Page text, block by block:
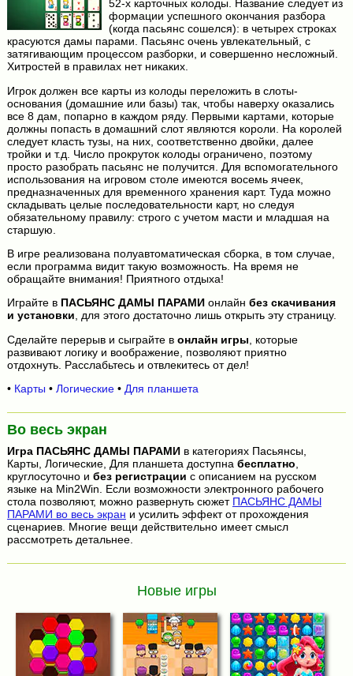
52-х карточных колоды. Название следует из
формации успешного окончания разбора
(когда пасьянс сошелся): в четырех строках
красуются дамы парами. Пасьянс очень увлекательный, с
затягивающим процессом разборки, и совершенно несложный.
Хитростей в правилах нет никаких.
Игрок должен все карты из колоды переложить в слоты-
основания (домашние или базы) так, чтобы наверху оказались
все 8 дам, попарно в каждом ряду. Первыми картами, которые
должны попасть в домашний слот являются короли. На королей
следует класть тузы, на них, соответственно двойки, далее
тройки и т.д. Число прокруток колоды ограничено, поэтому
просто разобрать пасьянс не получится. Для вспомогательного
использования на игровом столе имеются восемь ячеек,
предназначенных для временного хранения карт. Туда можно
складывать целые последовательности карт, но следуя
обязательному правилу: строго с учетом масти и младшая на
старшую.
В игре реализована полуавтоматическая сборка, в том случае,
если программа видит такую возможность. На время не
обращайте внимания! Приятного отдыха!
Играйте в ПАСЬЯНС ДАМЫ ПАРАМИонлайн без скачивания
и установки, для этого достаточно лишь открыть эту страницу.
Сделайте перерыв и сыграйте в онлайн игры , которые
развивают логику и воображение, позволяют приятно
отдохнуть. Расслабьтесь и отвлекитесь от дел!
• Карты • Логические• Для планшета
Во весь экран
Игра ПАСЬЯНС ДАМЫ ПАРАМИв категориях Пасьянсы,
Карты, Логические, Для планшета доступна бесплатно,
круглосуточно и без регистрации с описанием на русском
языке на Min2Win. Если возможности электронного рабочего
стола позволяют, можно развернуть сюжет ПАСЬЯНС ДАМЫ
ПАРАМИ во весь экран и усилить эффект от прохождения
сценариев. Многие вещи действительно имеет смысл
рассмотреть детальнее.
Новые игры